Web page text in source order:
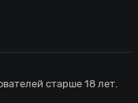
старше 18 лет.